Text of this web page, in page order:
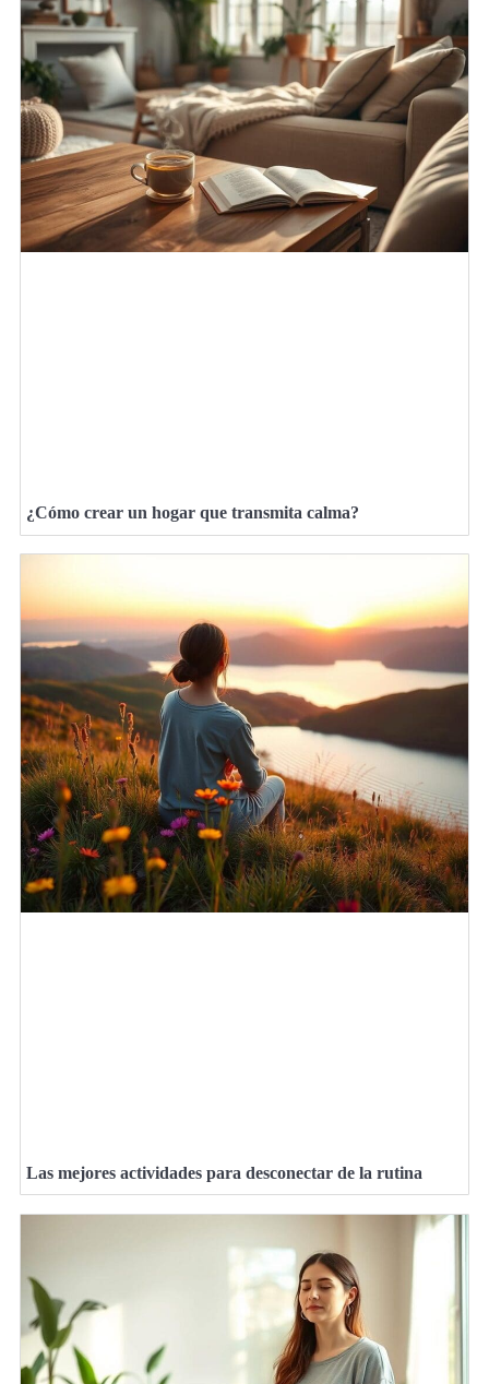
¿Cómo crear un hogar que transmita calma?
Las mejores actividades para desconectar de la rutina